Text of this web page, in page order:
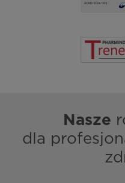
Nasze
dla